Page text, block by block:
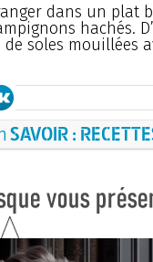
dans un plat
hachés.
soles mouillées
SAVOIR :